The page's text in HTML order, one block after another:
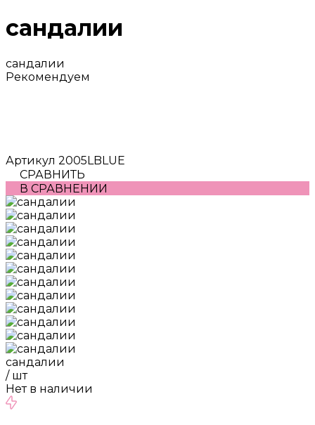
сандалии
сандалии
Рекомендуем
Артикул 2005LBLUE
СРАВНИТЬ
В СРАВНЕНИИ
сандалии
/ шт
Нет в наличии